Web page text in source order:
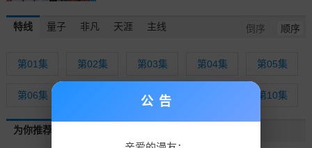
公告
特线 量子 非凡 天涯 主线 倒序 顺序
第01集 第02集 第03集 第04集 第05集
第06集 第08集 第10集
为你推荐